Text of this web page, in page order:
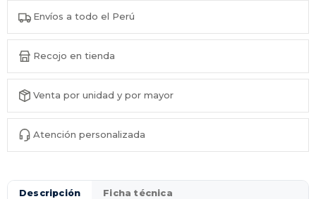
Envíos a todo el Perú
Recojo en tienda
Venta por unidad y por mayor
Atención personalizada
Descripción Ficha técnica